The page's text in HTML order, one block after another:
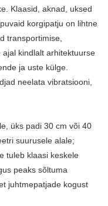
Klaasid, aknad, uksed
korgipatju on lihtne
transportimise,
kindlalt arhitektuurse
ja uste külge.
neelata vibratsiooni,
üks padi 30 cm või 40
suurusele alale;
tuleb klaasi keskele
peaks sõltuma
juhtmepatjade kogust